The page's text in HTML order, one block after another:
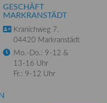
GESCHÄFT
MARKRANSTÄDT
Kranichweg 7,
04420 Markranstädt
Mo.-Do.: 9-12 &
13-16 Uhr
Fr.: 9-12 Uhr